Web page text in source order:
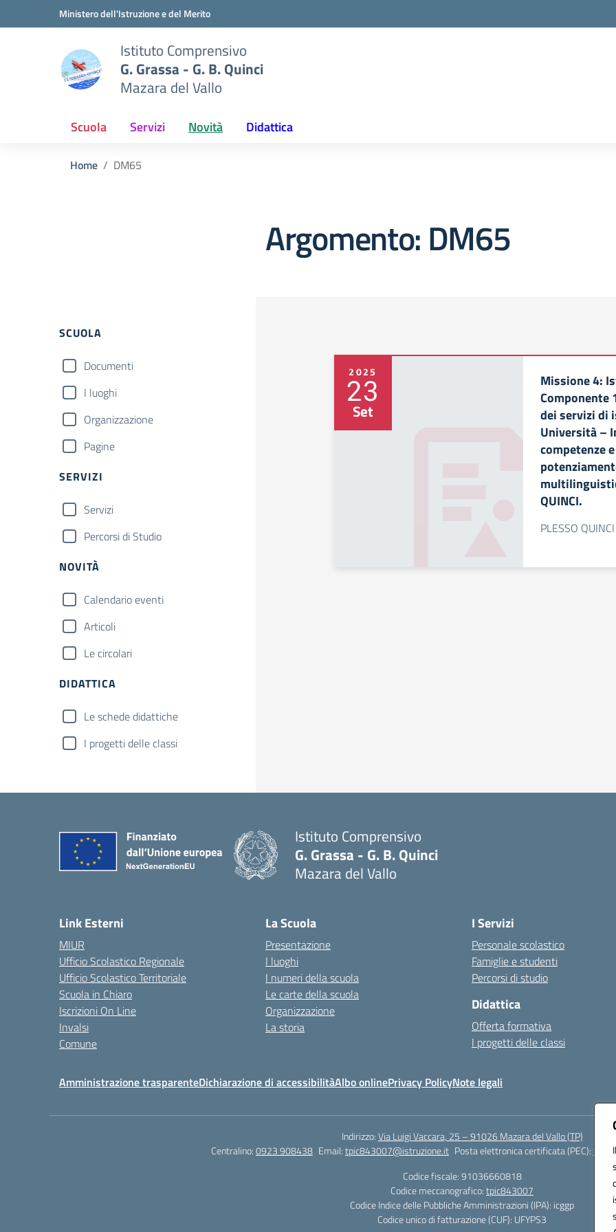
Vai ai contenuti
Vai al menu di navigazioneMinistero dell'Istruzione e del Merito
Istituto Comprensivo
G. Grassa - G. B. Quinci
Mazara del Vallo
Scuola Servizi Novità Didattica
Home DM65
Argomento: DM65
Filtri
SCUOLA
Documenti
I luoghi
Organizzazione
Pagine
SERVIZI
Servizi
Percorsi di Studio
NOVITÀ
Calendario eventi
Articoli
Le circolari
DIDATTICA
Le schede didattiche
I progetti delle classi
2025
23
Set
Missione 4:
Componente
dei servizi di
Università –
competenze
QUINCI.
PLESSO QUINCI
Istituto Comprensivo
G. Grassa - G. B. Quinci
Mazara del Vallo
Link Esterni
MIUR
Ufficio Scolastico Regionale
Ufficio Scolastico Territoriale
Scuola in Chiaro
Iscrizioni On Line
Invalsi
Comune
La Scuola
Presentazione
I luoghi
I numeri della scuola
Le carte della scuola
Organizzazione
La storia
I Servizi
Personale scolastico
Famiglie e studenti
Percorsi di studio
Didattica
Offerta formativa
I progetti delle classi
Amministrazione trasparenteDichiarazione di accessibilitàAlbo onlinePrivacy PolicyNote legali
Indirizzo:Via Luigi Vaccara, 25 – 91026 Mazara del Vallo (TP)
Centralino:0923 908438 Email:tpic843007@istruzione.it Posta elettronica certificata (PEC):
Codice fiscale: 91036660818
Codice meccanografico:tpic843007
Codice Indice delle Pubbliche Amministrazioni (IPA): icggp
Codice unico di fatturazione (CUF): UFYPS3